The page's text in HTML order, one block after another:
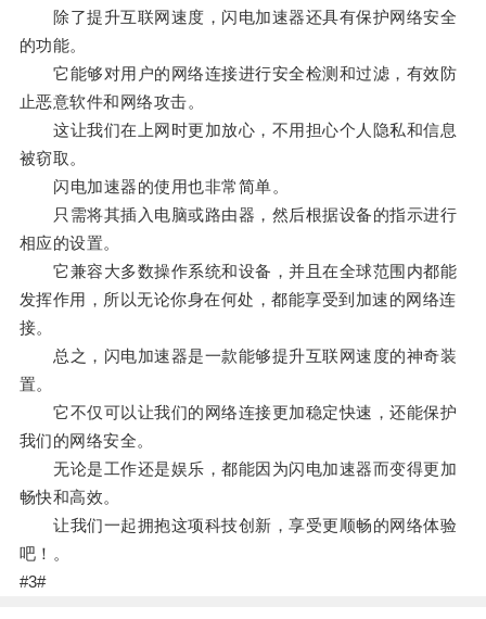
除了提升互联网速度，闪电加速器还具有保护网络安全
的功能。
它能够对用户的网络连接进行安全检测和过滤，有效防
止恶意软件和网络攻击。
这让我们在上网时更加放心，不用担心个人隐私和信息
被窃取。
闪电加速器的使用也非常简单。
只需将其插入电脑或路由器，然后根据设备的指示进行
相应的设置。
它兼容大多数操作系统和设备，并且在全球范围内都能
发挥作用，所以无论你身在何处，都能享受到加速的网络连
接。
总之，闪电加速器是一款能够提升互联网速度的神奇装
置。
它不仅可以让我们的网络连接更加稳定快速，还能保护
我们的网络安全。
无论是工作还是娱乐，都能因为闪电加速器而变得更加
畅快和高效。
让我们一起拥抱这项科技创新，享受更顺畅的网络体验
吧！。
#3#